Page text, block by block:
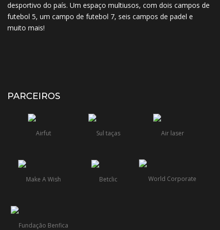
desportivo do país. Um espaço multiusos, com dois campos de
futebol 5, um campo de futebol 7, seis campos de padel e
muito mais!
PARCEIROS